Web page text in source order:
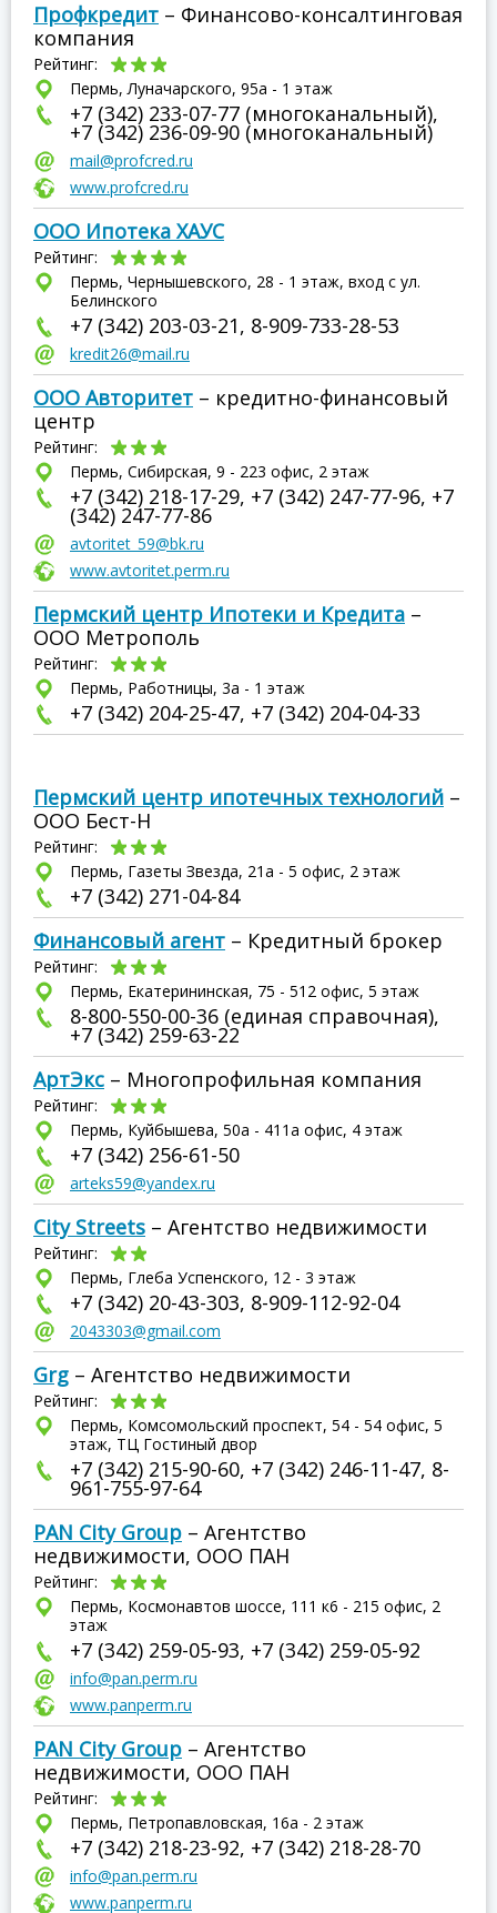
Профкредит – Финансово-консалтинговая
компания
Рейтинг:
Пермь, Луначарского, 95а - 1 этаж
+7 (342) 233-07-77 (многоканальный),
+7 (342) 236-09-90 (многоканальный)
mail@profcred.ru
www.profcred.ru
ООО Ипотека ХАУС
Рейтинг:
Пермь, Чернышевского, 28 - 1 этаж, вход с ул.
Белинского
+7 (342) 203-03-21, 8-909-733-28-53
kredit26@mail.ru
ООО Авторитет – кредитно-финансовый
центр
Рейтинг:
Пермь, Сибирская, 9 - 223 офис, 2 этаж
+7 (342) 218-17-29, +7 (342) 247-77-96, +7
(342) 247-77-86
avtoritet_59@bk.ru
www.avtoritet.perm.ru
Пермский центр Ипотеки и Кредита –
ООО Метрополь
Рейтинг:
Пермь, Работницы, 3а - 1 этаж
+7 (342) 204-25-47, +7 (342) 204-04-33
Пермский центр ипотечных технологий –
ООО Бест-Н
Рейтинг:
Пермь, Газеты Звезда, 21а - 5 офис, 2 этаж
+7 (342) 271-04-84
Финансовый агент – Кредитный брокер
Рейтинг:
Пермь, Екатерининская, 75 - 512 офис, 5 этаж
8-800-550-00-36 (единая справочная),
+7 (342) 259-63-22
АртЭкс – Многопрофильная компания
Рейтинг:
Пермь, Куйбышева, 50а - 411а офис, 4 этаж
+7 (342) 256-61-50
arteks59@yandex.ru
City Streets – Агентство недвижимости
Рейтинг:
Пермь, Глеба Успенского, 12 - 3 этаж
+7 (342) 20-43-303, 8-909-112-92-04
2043303@gmail.com
Grg – Агентство недвижимости
Рейтинг:
Пермь, Комсомольский проспект, 54 - 54 офис, 5
этаж, ТЦ Гостиный двор
+7 (342) 215-90-60, +7 (342) 246-11-47, 8-
961-755-97-64
PAN City Group – Агентство
недвижимости, ООО ПАН
Рейтинг:
Пермь, Космонавтов шоссе, 111 к6 - 215 офис, 2
этаж
+7 (342) 259-05-93, +7 (342) 259-05-92
info@pan.perm.ru
www.panperm.ru
PAN City Group – Агентство
недвижимости, ООО ПАН
Рейтинг:
Пермь, Петропавловская, 16а - 2 этаж
+7 (342) 218-23-92, +7 (342) 218-28-70
info@pan.perm.ru
www.panperm.ru